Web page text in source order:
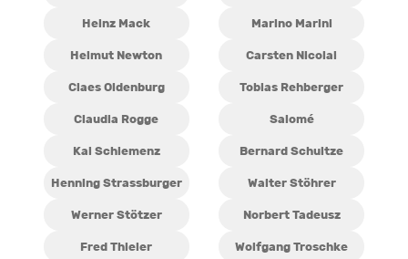
Heinz Mack Marino Marini
Helmut Newton Carsten Nicolai
Claes Oldenburg Tobias Rehberger
Claudia Rogge Salomé
Kai Schiemenz Bernard Schultze
Henning Strassburger Walter Stöhrer
Werner Stötzer Norbert Tadeusz
Fred Thieler Wolfgang Troschke